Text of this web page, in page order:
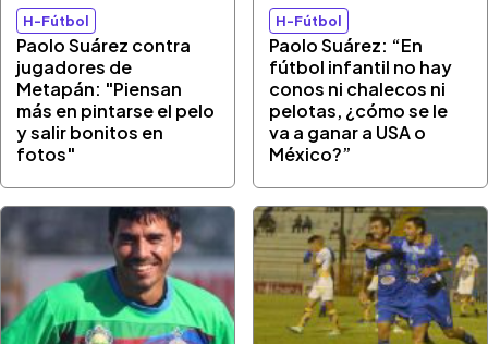
H-Fútbol
Paolo Suárez contra
jugadores de
Metapán: "Piensan
más en pintarse el pelo
y salir bonitos en
fotos"
H-Fútbol
Paolo Suárez: “En
fútbol infantil no hay
conos ni chalecos ni
pelotas, ¿cómo se le
va a ganar a USA o
México?”